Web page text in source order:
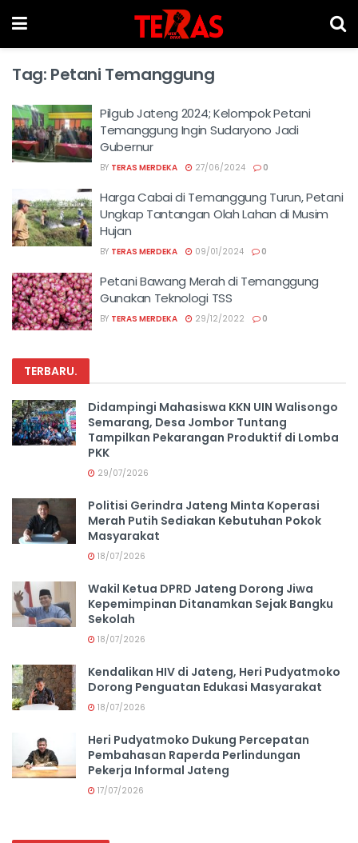
Tag: Petani Temanggung
Pilgub Jateng 2024; Kelompok Petani
Temanggung Ingin Sudaryono Jadi
Gubernur
BY TERAS MERDEKA 27/06/2024 0
Harga Cabai di Temanggung Turun, Petani
Ungkap Tantangan Olah Lahan di Musim
Hujan
BY TERAS MERDEKA 09/01/2024 0
Petani Bawang Merah di Temanggung
Gunakan Teknologi TSS
BY TERAS MERDEKA 29/12/2022 0
TERBARU.
Didampingi Mahasiswa KKN UIN Walisongo
Semarang, Desa Jombor Tuntang
Tampilkan Pekarangan Produktif di Lomba
PKK
29/07/2026
Politisi Gerindra Jateng Minta Koperasi
Merah Putih Sediakan Kebutuhan Pokok
Masyarakat
18/07/2026
Wakil Ketua DPRD Jateng Dorong Jiwa
Kepemimpinan Ditanamkan Sejak Bangku
Sekolah
18/07/2026
Kendalikan HIV di Jateng, Heri Pudyatmoko
Dorong Penguatan Edukasi Masyarakat
18/07/2026
Heri Pudyatmoko Dukung Percepatan
Pembahasan Raperda Perlindungan
Pekerja Informal Jateng
17/07/2026